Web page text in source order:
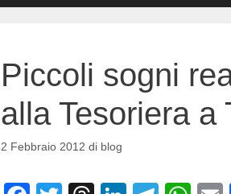
Piccoli sogni
alla Tesoriera a
2 Febbraio 2012 di blog